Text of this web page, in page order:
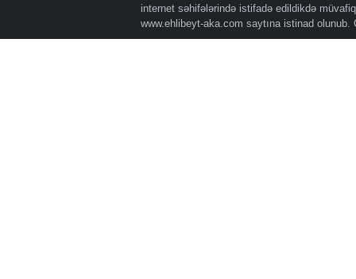
internet səhifələrində istifadə edildikdə
www.ehlibeyt-aka.com saytına istinad olunub.